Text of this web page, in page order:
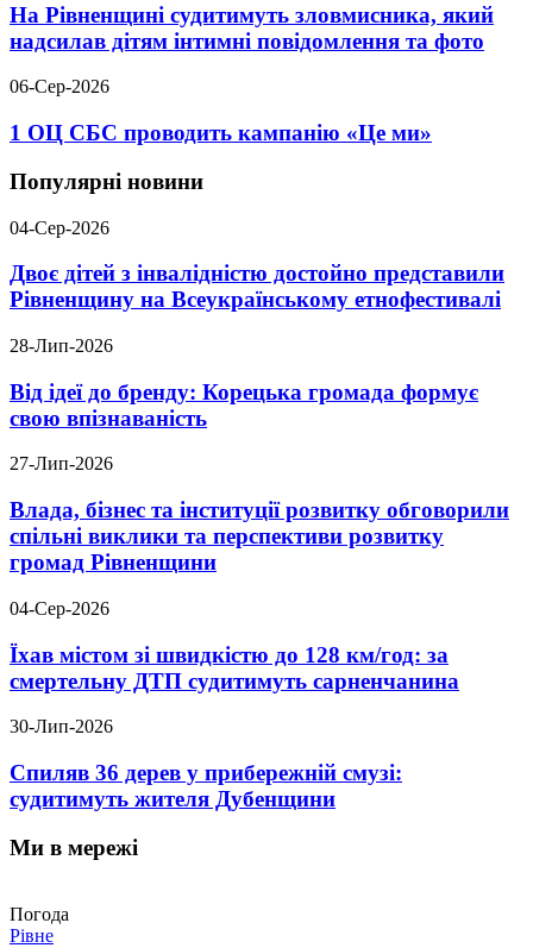
На Рівненщині судитимуть зловмисника, який
надсилав дітям інтимні повідомлення та фото
06-Сер-2026
1 ОЦ СБС проводить кампанію «Це ми»
Популярні новини
04-Сер-2026
Двоє дітей з інвалідністю достойно представили
Рівненщину на Всеукраїнському етнофестивалі
28-Лип-2026
Від ідеї до бренду: Корецька громада формує
свою впізнаваність
27-Лип-2026
Влада, бізнес та інституції розвитку обговорили
спільні виклики та перспективи розвитку
громад Рівненщини
04-Сер-2026
Їхав містом зі швидкістю до 128 км/год: за
смертельну ДТП судитимуть сарненчанина
30-Лип-2026
Спиляв 36 дерев у прибережній смузі:
судитимуть жителя Дубенщини
Ми в мережі
Погода
Рівне